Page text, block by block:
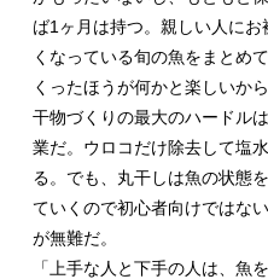
ば1ヶ月は持つ。親しい人に
くなっている旬の魚をまとめ
くったほうが何かと楽しいから
干物づくりの最大のハードル
業だ。ウロコだけ除去して塩
る。でも、丸干しは魚の状態
ていくので初心者向けではな
が無難だ。
「上手な人と下手の人は、魚